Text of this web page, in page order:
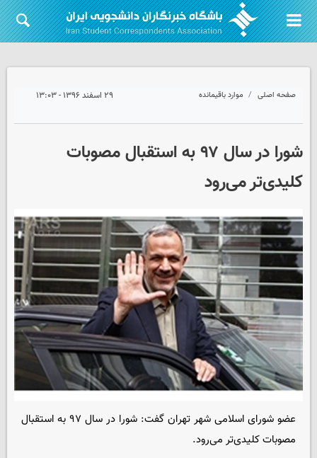
صفحه اصلی موارد باقیمانده ۲۹ اسفند ۱۳۹۶ - ۱۳:۰۳
شورا در سال ۹۷ به استقبال مصوبات
کلیدی‌تر می‌رود
عضو شورای اسلامی شهر تهران گفت: شورا در سال ۹۷ به استقبال
مصوبات کلیدی‌تر می‌رود.